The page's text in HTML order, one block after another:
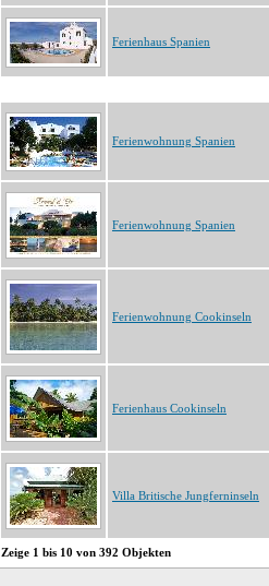
Ferienhaus Spanien
Ferienwohnung Spanien
Ferienwohnung Spanien
Ferienwohnung Cookinseln
Ferienhaus Cookinseln
Villa Britische Jungferninseln
Zeige 1 bis 10 von 392 Objekten